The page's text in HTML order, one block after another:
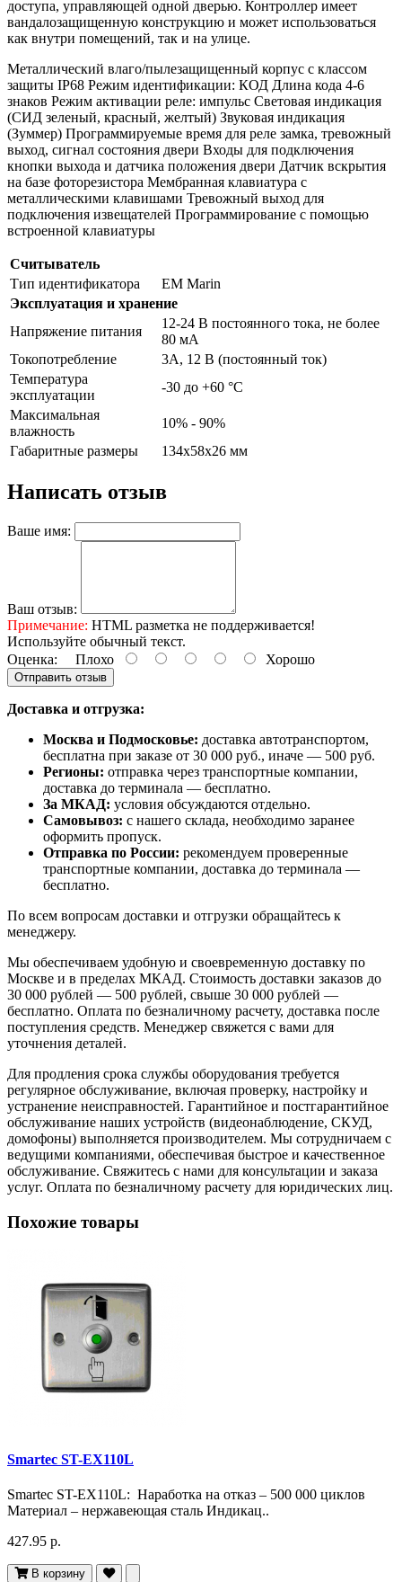
доступа, управляющей одной дверью. Контроллер имеет
вандалозащищенную конструкцию и может использоваться
как внутри помещений, так и на улице.
Металлический влаго/пылезащищенный корпус с классом
защиты IP68 Режим идентификации: КОД Длина кода 4-6
знаков Режим активации реле: импульс Световая индикация
(СИД зеленый, красный, желтый) Звуковая индикация
(Зуммер) Программируемые время для реле замка, тревожный
выход, сигнал состояния двери Входы для подключения
кнопки выхода и датчика положения двери Датчик вскрытия
на базе фоторезистора Мембранная клавиатура с
металлическими клавишами Тревожный выход для
подключения извещателей Программирование с помощью
встроенной клавиатуры
Считыватель
Тип идентификатора
EM Marin
Эксплуатация и хранение
Напряжение питания
12-24 В постоянного тока, не более
80 мА
Токопотребление
3А, 12 В (постоянный ток)
Температура
эксплуатации
-30 до +60 °С
Максимальная
влажность
10% - 90%
Габаритные размеры
134x58x26 мм
Написать отзыв
Ваше имя:
Ваш отзыв:
Примечание: HTML разметка не поддерживается!
Используйте обычный текст.
Оценка: Плохо Хорошо
Отправить отзыв
Доставка и отгрузка:
Москва и Подмосковье: доставка автотранспортом,
бесплатна при заказе от 30 000 руб., иначе — 500 руб.
Регионы: отправка через транспортные компании,
доставка до терминала — бесплатно.
За МКАД: условия обсуждаются отдельно.
Самовывоз: с нашего склада, необходимо заранее
оформить пропуск.
Отправка по России: рекомендуем проверенные
транспортные компании, доставка до терминала —
бесплатно.
По всем вопросам доставки и отгрузки обращайтесь к
менеджеру.
Мы обеспечиваем удобную и своевременную доставку по
Москве и в пределах МКАД. Стоимость доставки заказов до
30 000 рублей — 500 рублей, свыше 30 000 рублей —
бесплатно. Оплата по безналичному расчету, доставка после
поступления средств. Менеджер свяжется с вами для
уточнения деталей.
Для продления срока службы оборудования требуется
регулярное обслуживание, включая проверку, настройку и
устранение неисправностей. Гарантийное и постгарантийное
обслуживание наших устройств (видеонаблюдение, СКУД,
домофоны) выполняется производителем. Мы сотрудничаем с
ведущими компаниями, обеспечивая быстрое и качественное
обслуживание. Свяжитесь с нами для консультации и заказа
услуг. Оплата по безналичному расчету для юридических лиц.
Похожие товары
Smartec ST-EX110L
Smartec ST-EX110L: Наработка на отказ – 500 000 циклов
Материал – нержавеющая сталь Индикац..
427.95 р.
В корзину